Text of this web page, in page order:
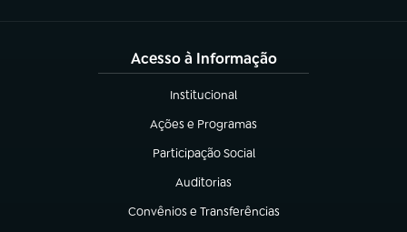
Acesso à Informação
Institucional
(abre em nova aba)
Ações e Programas
(abre em nova aba)
Participação Social
(abre em nova aba)
Auditorias
(abre em nova aba)
Convênios e Transferências
(abre em nova aba)